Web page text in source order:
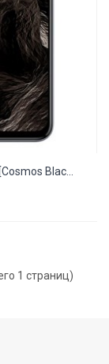
Blac...
1 страниц)